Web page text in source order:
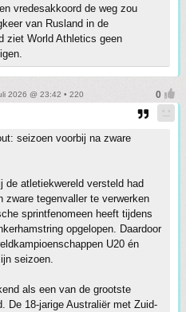
vredesakkoord de weg zou
van Rusland in de
ziet World Athletics geen
2026 @ 23:42 • 220
seizoen voorbij na zware
de atletiekwereld versteld had
zware tegenvaller te verwerken
sprintfenomeen heeft tijdens
opgelopen. Daardoor
U20 én
seizoen.
als een van de grootste
De 18-jarige Australiër met Zuid-